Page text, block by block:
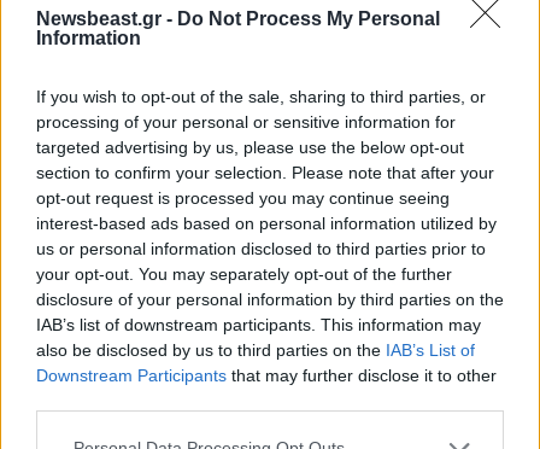
Newsbeast.gr - Do Not Process My Personal
Information
If you wish to opt-out of the sale, sharing to third parties, or
processing of your personal or sensitive information for
targeted advertising by us, please use the below opt-out
section to confirm your selection. Please note that after your
opt-out request is processed you may continue seeing
interest-based ads based on personal information utilized by
us or personal information disclosed to third parties prior to
your opt-out. You may separately opt-out of the further
disclosure of your personal information by third parties on the
IAB’s list of downstream participants. This information may
also be disclosed by us to third parties on the IAB’s List of
Downstream Participants that may further disclose it to other
Please note that this website/app uses one or more Google
ιατρικης και ειδικοτητων δη σε οσα ειναι απο ιταλιες,
ρουμανιες κλπ) και αν δεν αρεσει στους γιατρους του
και στο καλο.....ουστ!
Απαντήστε
Αυθάδης 24·05·2016 07:42
Αποδείξεις με διπλάσια τιμή; Πρώτα ρωτάς, μετά
αποφασίζεις αν θα πας! Τι είδους ερωτήσεις να
κάνουμε για να να επικυρώνουμε τα Πτυχία;
Φοροδιαφυγή; Που είναι η Κρατική οργάνωση;
μήπως σιωπηλά το Κράτος έχει συναινέσει στα
επιπλέον μαύρα για να δικαιολογήσει το νόμιμο
10ευρω; Τέλος η πρόταση για μετανάστευση